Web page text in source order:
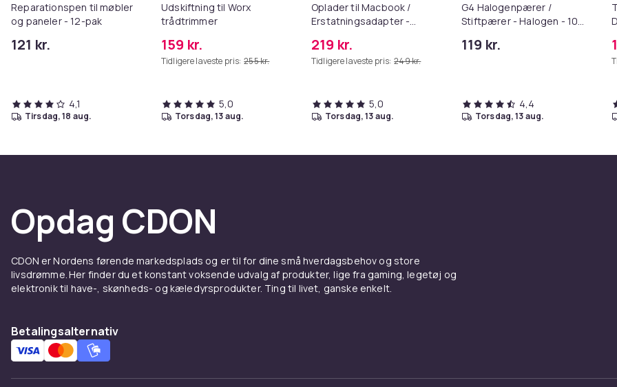
Reparationspen til møbler
og paneler - 12-pak
121 kr.
4,1
tirsdag, 18 aug.
Udskiftning til Worx
trådtrimmer
159 kr.
Tidligere laveste pris: 255 kr.
5,0
torsdag, 13 aug.
Oplader til Macbook /
Erstatningsadapter -
219 kr.
Tidligere laveste pris: 249 kr.
5,0
torsdag, 13 aug.
G4 Halogenpærer /
Stiftpærer - Halogen - 10W
119 kr.
4,4
torsdag, 13 aug.
Opdag CDON
CDON er Nordens førende markedsplads og er til for dine små hverdagsbehov og store
livsdrømme. Her finder du et konstant voksende udvalg af produkter, lige fra gaming, legetøj og
elektronik til have-, skønheds- og kæledyrsprodukter. Ting til livet, ganske enkelt.
Betalingsalternativ